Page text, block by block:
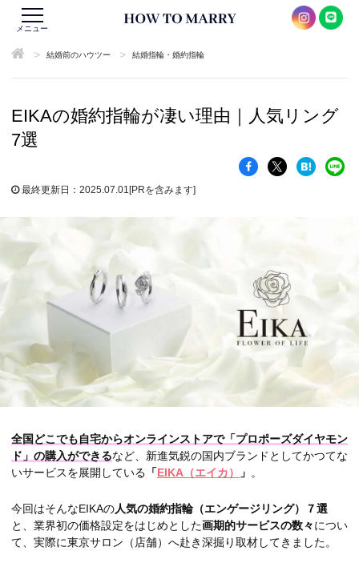
メニュー
> 結婚前のハウツー > 結婚指輪・婚約指輪
EIKAの婚約指輪が凄い理由｜人気リング
7選
最終更新日：2025.07.01 [PRを含みます]
全国どこでも自宅からオンラインストアで「プロポーズダイヤモン
ド」の購入ができるなど、新進気鋭の国内ブランドとしてかつてな
いサービスを展開している 「EIKA（エイカ） 」 。
今回はそんなEIKAの人気の婚約指輪（エンゲージリング）７選
と、業界初の価格設定をはじめとした画期的サービスの数々につい
て、実際に東京サロン（店舗）へ赴き深掘り取材してきました。